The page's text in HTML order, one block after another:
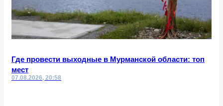
Где провести выходные в Мурманской области: топ
мест
07.08.2026, 20:58